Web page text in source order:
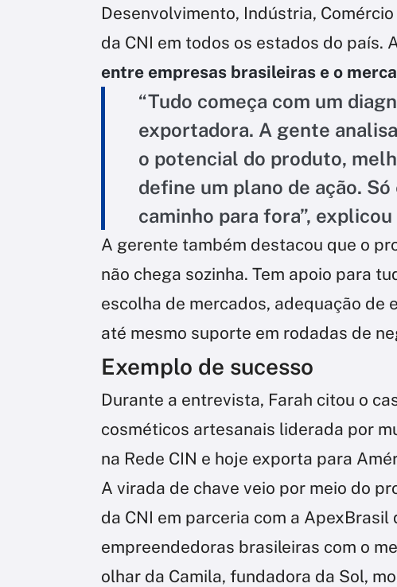
Desenvolvimento, Indústria,
da CNI em todos os estados do país.
entre empresas brasileiras e o
“Tudo começa com um
exportadora. A gente
o potencial do produto,
define um plano de ação.
caminho para fora”, explicou
A gerente também destacou que o
não chega sozinha. Tem apoio para
escolha de mercados, adequação
até mesmo suporte em rodadas de
Exemplo de sucesso
Durante a entrevista, Farah citou o
cosméticos artesanais liderada por
na Rede CIN e hoje exporta para
A virada de chave veio por meio do
da CNI em parceria com a
empreendedoras brasileiras com o
olhar da Camila, fundadora da Sol,